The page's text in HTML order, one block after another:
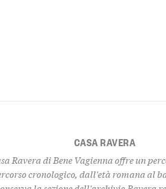
CASA RAVERA
Ravera di Bene Vagienna offre un
cronologico, dall'età romana al